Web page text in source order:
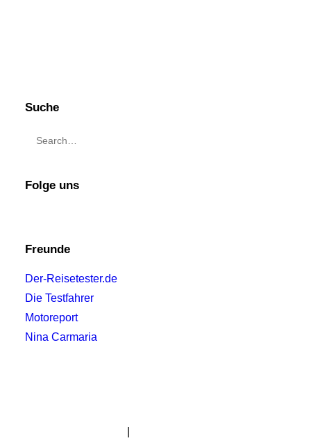
Suche
Folge uns
Freunde
Der-Reisetester.de
Die Testfahrer
Motoreport
Nina Carmaria